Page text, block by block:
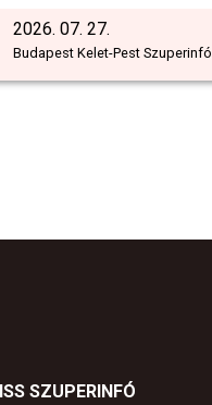
2026. 07. 27.
Budapest Kelet-Pest Szuperinfó
SZUPERINFÓ